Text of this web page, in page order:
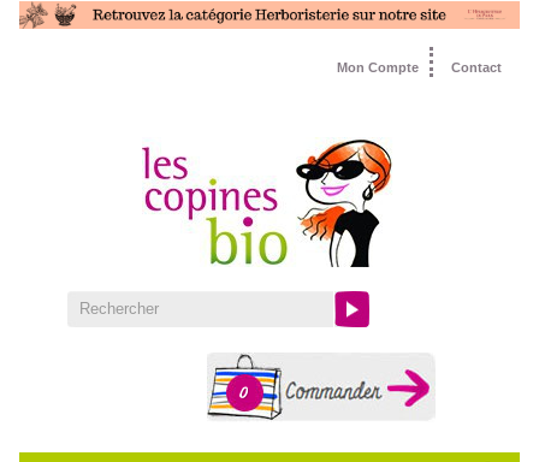
Contact
Mon Compte
0